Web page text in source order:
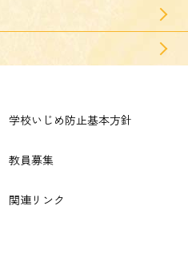
学校いじめ防止基本方針
教員募集
関連リンク